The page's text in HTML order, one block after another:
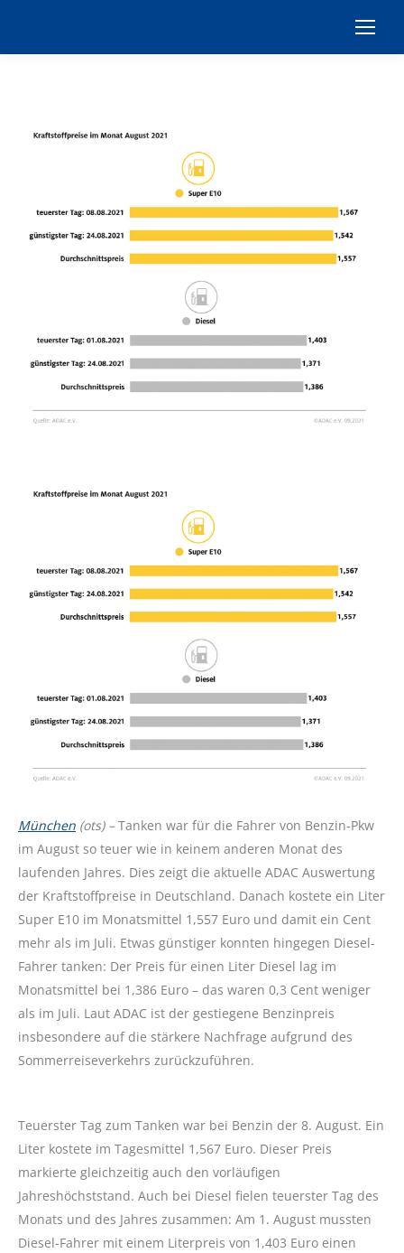
München (ots) –Tanken war für die Fahrer von Benzin-Pkw
im August so teuer wie in keinem anderen Monat des
laufenden Jahres. Dies zeigt die aktuelle ADAC Auswertung
der Kraftstoffpreise in Deutschland. Danach kostete ein Liter
Super E10 im Monatsmittel 1,557 Euro und damit ein Cent
mehr als im Juli. Etwas günstiger konnten hingegen Diesel-
Fahrer tanken: Der Preis für einen Liter Diesel lag im
Monatsmittel bei 1,386 Euro – das waren 0,3 Cent weniger
als im Juli. Laut ADAC ist der gestiegene Benzinpreis
insbesondere auf die stärkere Nachfrage aufgrund des
Sommerreiseverkehrs zurückzuführen.
Teuerster Tag zum Tanken war bei Benzin der 8. August. Ein
Liter kostete im Tagesmittel 1,567 Euro. Dieser Preis
markierte gleichzeitig auch den vorläufigen
Jahreshöchststand. Auch bei Diesel fielen teuerster Tag des
Monats und des Jahres zusammen: Am 1. August mussten
Diesel-Fahrer mit einem Literpreis von 1,403 Euro einen